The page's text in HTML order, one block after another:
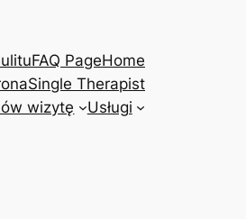
FAQ PageHome
Single Therapist
wizytę Usługi